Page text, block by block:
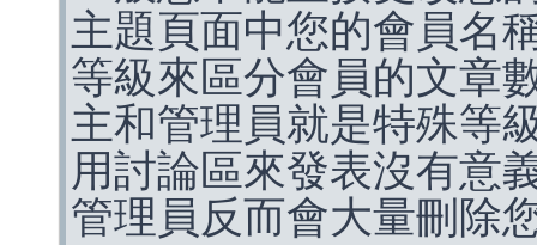
主題頁面中您的會員名
等級來區分會員的文章
主和管理員就是特殊等
用討論區來發表沒有意
管理員反而會大量刪除